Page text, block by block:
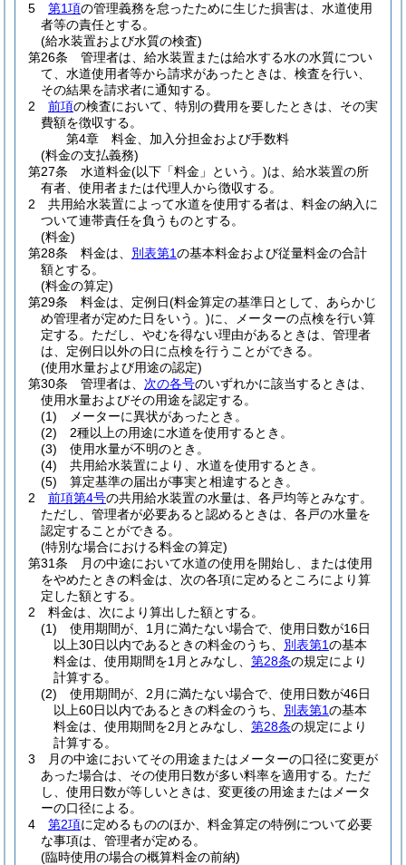
5
第1項の管理義務を怠ったために生じた損害は、水道使用
者等の責任とする。
(給水装置および水質の検査)
第26条
管理者は、給水装置または給水する水の水質につい
て、水道使用者等から請求があったときは、検査を行い、
その結果を請求者に通知する。
2
前項の検査において、特別の費用を要したときは、その実
費額を徴収する。
第4章
料金、加入分担金および手数料
(料金の支払義務)
第27条
水道料金(以下「料金」という。)は、給水装置の所
有者、使用者または代理人から徴収する。
2
共用給水装置によって水道を使用する者は、料金の納入に
ついて連帯責任を負うものとする。
(料金)
第28条
料金は、 別表第1の基本料金および従量料金の合計
額とする。
(料金の算定)
第29条
料金は、定例日(料金算定の基準日として、あらかじ
め管理者が定めた日をいう。)に、メーターの点検を行い算
定する。 ただし、やむを得ない理由があるときは、管理者
は、定例日以外の日に点検を行うことができる。
(使用水量および用途の認定)
第30条
管理者は、 次の各号のいずれかに該当するときは、
使用水量およびその用途を認定する。
(1)
メーターに異状があったとき。
(2)
2種以上の用途に水道を使用するとき。
(3)
使用水量が不明のとき。
(4)
共用給水装置により、水道を使用するとき。
(5)
算定基準の届出が事実と相違するとき。
2
前項第4号の共用給水装置の水量は、各戸均等とみなす。
ただし、管理者が必要あると認めるときは、各戸の水量を
認定することができる。
(特別な場合における料金の算定)
第31条
月の中途において水道の使用を開始し、または使用
をやめたときの料金は、次の各項に定めるところにより算
定した額とする。
2
料金は、次により算出した額とする。
(1)
使用期間が、1月に満たない場合で、使用日数が16日
以上30日以内であるときの料金のうち、 別表第1の基本
料金は、使用期間を1月とみなし、 第28条の規定により
計算する。
(2)
使用期間が、2月に満たない場合で、使用日数が46日
以上60日以内であるときの料金のうち、 別表第1の基本
料金は、使用期間を2月とみなし、 第28条の規定により
計算する。
3
月の中途においてその用途またはメーターの口径に変更が
あった場合は、その使用日数が多い料率を適用する。 ただ
し、使用日数が等しいときは、変更後の用途またはメータ
ーの口径による。
4
第2項に定めるもののほか、料金算定の特例について必要
な事項は、管理者が定める。
(臨時使用の場合の概算料金の前納)